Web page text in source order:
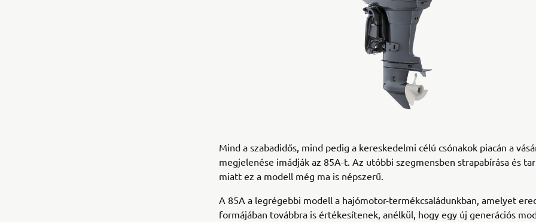
Mind a szabadidős, mind pedig a kereskedelmi célú csónakok piacán a
megjelenése imádják az 85A-t. Az utóbbi szegmensben strapabírása és
miatt ez a modell még ma is népszerű.
A 85A a legrégebbi modell a hajómotor-termékcsaládunkban, amelyet
formájában továbbra is értékesítenek, anélkül, hogy egy új generációs